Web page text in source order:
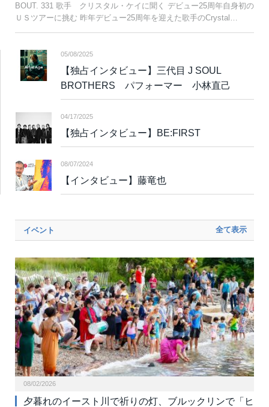
BOUT. 331 歌手 クリスタル・ケイに聞く デビュー25周年自身初の
ＵＳツアーに挑む 昨年デビュー25周年を迎えた歌手のCrystal…
05/08/2025
【独占インタビュー】三代目 J SOUL
BROTHERS パフォーマー 小林直己
04/17/2025
【独占インタビュー】BE:FIRST
08/07/2024
【インタビュー】藤竜也
イベント 全て表示
08/02/2026
夕暮れのイースト川で祈りの灯、ブルックリンで「ヒ